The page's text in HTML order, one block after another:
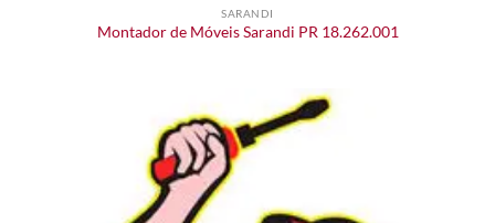
SARANDI
Montador de Móveis Sarandi PR 18.262.001